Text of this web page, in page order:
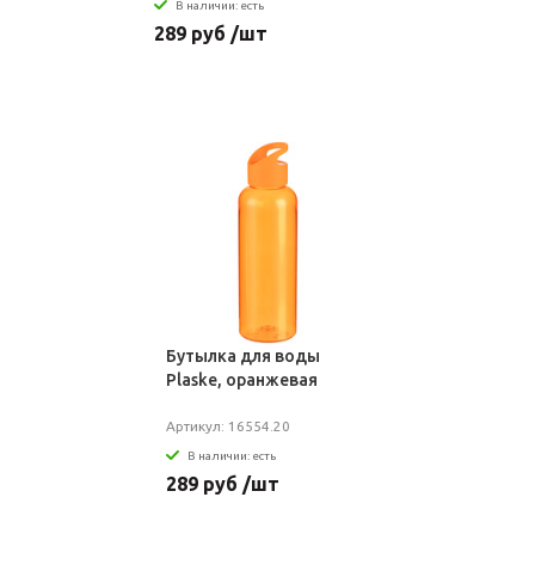
В наличии: есть
289 руб /шт
Бутылка для воды
Plaske, оранжевая
Артикул: 16554.20
В наличии: есть
289 руб /шт